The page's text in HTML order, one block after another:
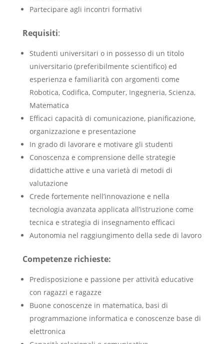
Partecipare agli incontri formativi
Requisiti:
Studenti universitari o in possesso di un titolo
universitario (preferibilmente scientifico) ed
esperienza e familiarità con argomenti come
Robotica, Codifica, Computer, Ingegneria, Scienza,
Matematica
Efficaci capacità di comunicazione, pianificazione,
organizzazione e presentazione
In grado di lavorare e motivare gli studenti
Conoscenza e comprensione delle strategie
didattiche attive e una varietà di metodi di
valutazione
Crede fortemente nell’innovazione e nella
tecnologia avanzata applicata all’istruzione come
tecnica e strategia di insegnamento efficaci
Autonomia nel raggiungimento della sede di lavoro
Competenze richieste:
Predisposizione e passione per attività educative
con ragazzi e ragazze
Buone conoscenze in matematica, basi di
programmazione informatica e conoscenze base di
elettronica